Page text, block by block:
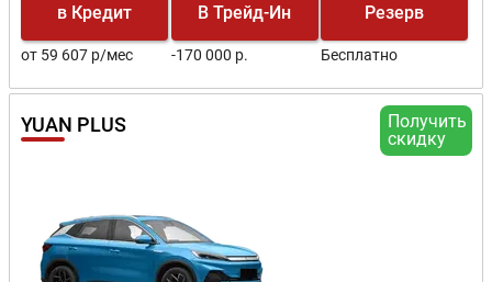
в Кредит
от 59 607 р/мес
В Трейд-Ин
-170 000 р.
Резерв
Бесплатно
Получить
скидку
YUAN PLUS